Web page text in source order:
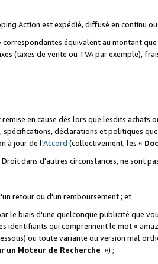
Action est expédié, diffusé en continu
correspondantes équivalent au montant
(taxes de vente ou TVA par exemple),
en cause dès lors que lesdits achats
déclarations et politiques
à jour de l'Accord (collectivement, les «
dans d'autres circonstances, ne sont
retour ou d'un remboursement ; et
le biais d'une quelconque publicité que
identifiants qui comprennent le mot «
ou toute variante ou version mal
un Moteur de Recherche ») ;